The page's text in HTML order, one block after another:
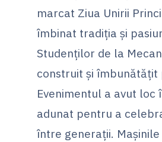
marcat Ziua Unirii
îmbinat tradiția și
Studenților de la
construit și îmbunătățit
Evenimentul a avut loc
adunat pentru a
între generații.